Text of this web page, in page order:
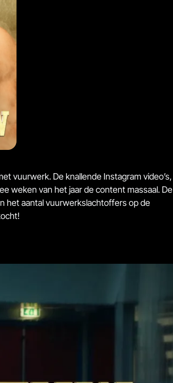
vuurwerk. De knallende Instagram video’s,
weken van het jaar de content massaal. De
het aantal vuurwerkslachtoffers op de